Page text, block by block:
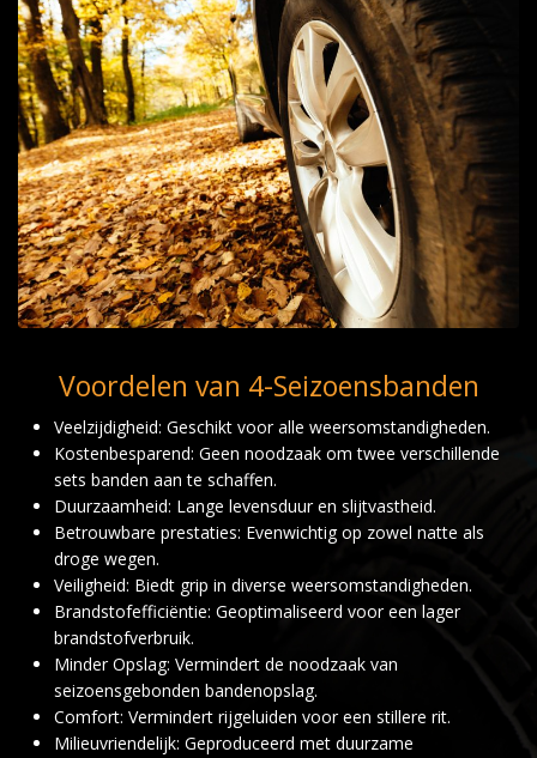
Voordelen van 4-Seizoensbanden
Veelzijdigheid: Geschikt voor alle weersomstandigheden.
Kostenbesparend: Geen noodzaak om twee verschillende
sets banden aan te schaffen.
Duurzaamheid: Lange levensduur en slijtvastheid.
Betrouwbare prestaties: Evenwichtig op zowel natte als
droge wegen.
Veiligheid: Biedt grip in diverse weersomstandigheden.
Brandstofefficiëntie: Geoptimaliseerd voor een lager
brandstofverbruik.
Minder Opslag: Vermindert de noodzaak van
seizoensgebonden bandenopslag.
Comfort: Vermindert rijgeluiden voor een stillere rit.
Milieuvriendelijk: Geproduceerd met duurzame